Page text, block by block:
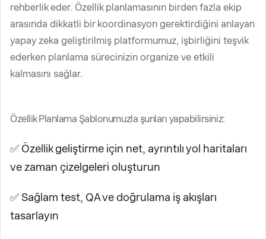
rehberlik eder. Özellik planlamasının birden fazla ekip
arasında dikkatli bir koordinasyon gerektirdiğini anlayan
yapay zeka geliştirilmiş platformumuz, işbirliğini teşvik
ederken planlama sürecinizin organize ve etkili
kalmasını sağlar.
Özellik Planlama Şablonumuzla şunları yapabilirsiniz:
✅ Özellik geliştirme için net, ayrıntılı yol haritaları
ve zaman çizelgeleri oluşturun
✅ Sağlam test, QA ve doğrulama iş akışları
tasarlayın